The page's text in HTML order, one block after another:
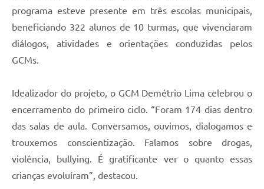
programa esteve presente em três escolas municipais,
beneficiando 322 alunos de 10 turmas, que vivenciaram
diálogos, atividades e orientações conduzidas pelos
GCMs.
Idealizador do projeto, o GCM Demétrio Lima celebrou o
encerramento do primeiro ciclo. “Foram 174 dias dentro
das salas de aula. Conversamos, ouvimos, dialogamos e
trouxemos conscientização. Falamos sobre drogas,
violência, bullying. É gratificante ver o quanto essas
crianças evoluíram”, destacou.